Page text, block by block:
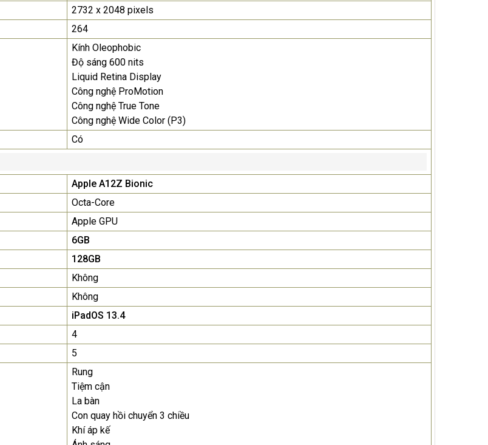
Liên hệ0283 9847 690
để nhận báo giá tốt
2732 x 2048 pixels
264
Kính Oleophobic
Độ sáng 600 nits
Liquid Retina Display
Công nghệ ProMotion
Công nghệ True Tone
Công nghệ Wide Color (P3)
Có
Apple A12Z Bionic
Octa-Core
Apple GPU
6GB
128GB
Không
Không
iPadOS 13.4
4
5
Rung
Tiệm cận
La bàn
Con quay hồi chuyển 3 chiều
Khí áp kế